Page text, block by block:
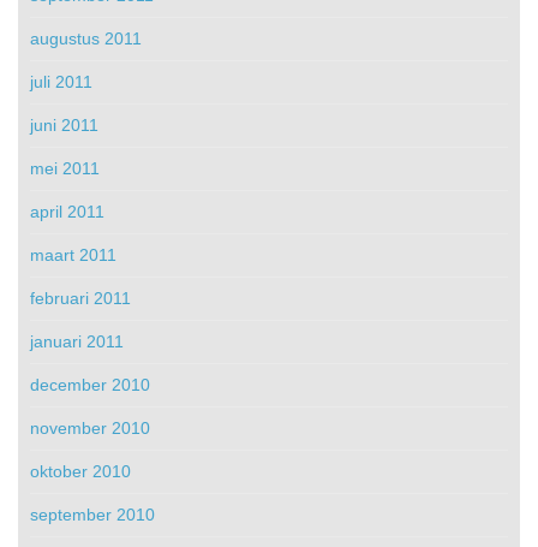
augustus 2011
juli 2011
juni 2011
mei 2011
april 2011
maart 2011
februari 2011
januari 2011
december 2010
november 2010
oktober 2010
september 2010